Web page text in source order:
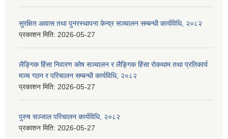
सुरक्षित आवास तथा पुनरस्थापना केन्द्र सञ्चालन सम्बन्धी कार्यविधि, २०८२
प्रकाशन मिति: 2026-05-27
लैङ्गिक हिंसा निवारण कोष सञ्चालन र लैङ्गिक हिंसा रोकथाम तथा प्रतिकार्य
मञ्च गठन र परिचालन सम्बन्धी कार्यविधि, २०८२
प्रकाशन मिति: 2026-05-27
पुरुष सञ्जाल परिचालन कार्यविधि, २०८२
प्रकाशन मिति: 2026-05-27